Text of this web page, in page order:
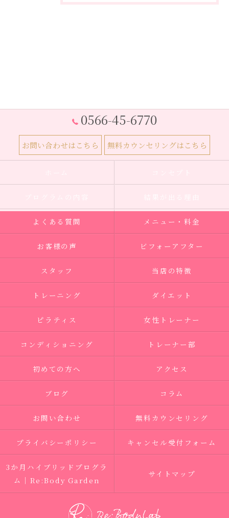
0566-45-6770
お問い合わせはこちら 無料カウンセリングはこちら
よくある質問 メニュー・料金
お客様の声 ビフォーアフター
スタッフ 当店の特徴
トレーニング ダイエット
ピラティス 女性トレーナー
コンディショニング トレーナー部
初めての方へ アクセス
ブログ コラム
お問い合わせ 無料カウンセリング
プライバシーポリシー キャンセル受付フォーム
3か月ハイブリッドプログラ
ム｜Re:Body Garden
サイトマップ